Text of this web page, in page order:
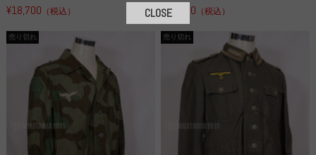
¥18,700 （税込） ¥49,800 （税込）
売り切れ 売り切れ
CLOSE